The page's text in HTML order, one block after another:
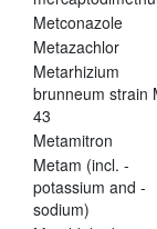
Metconazole
Metazachlor
Metarhizium
brunneum strain
43
Metamitron
Metam (incl. -
potassium and -
sodium)